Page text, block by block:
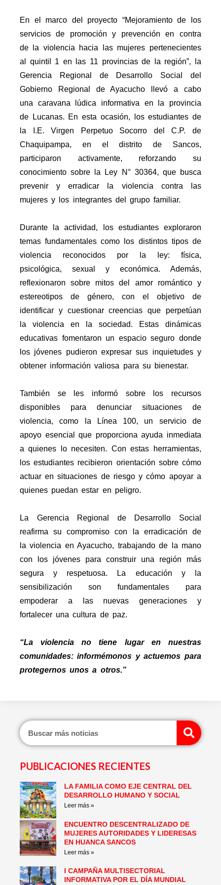
En el marco del proyecto “Mejoramiento de los
servicios de promoción y prevención en contra
de la violencia hacia las mujeres pertenecientes
al quintil 1 en las 11 provincias de la región”, la
Gerencia Regional de Desarrollo Social del
Gobierno Regional de Ayacucho llevó a cabo
una caravana lúdica informativa en la provincia
de Lucanas. En esta ocasión, los estudiantes de
la I.E. Virgen Perpetuo Socorro del C.P. de
Chaquipampa, en el distrito de Sancos,
participaron activamente, reforzando su
conocimiento sobre la Ley N° 30364, que busca
prevenir y erradicar la violencia contra las
mujeres y los integrantes del grupo familiar.
Durante la actividad, los estudiantes exploraron
temas fundamentales como los distintos tipos de
violencia reconocidos por la ley: física,
psicológica, sexual y económica. Además,
reflexionaron sobre mitos del amor romántico y
estereotipos de género, con el objetivo de
identificar y cuestionar creencias que perpetúan
la violencia en la sociedad. Estas dinámicas
educativas fomentaron un espacio seguro donde
los jóvenes pudieron expresar sus inquietudes y
obtener información valiosa para su bienestar.
También se les informó sobre los recursos
disponibles para denunciar situaciones de
violencia, como la Línea 100, un servicio de
apoyo esencial que proporciona ayuda inmediata
a quienes lo necesiten. Con estas herramientas,
los estudiantes recibieron orientación sobre cómo
actuar en situaciones de riesgo y cómo apoyar a
quienes puedan estar en peligro.
La Gerencia Regional de Desarrollo Social
reafirma su compromiso con la erradicación de
la violencia en Ayacucho, trabajando de la mano
con los jóvenes para construir una región más
segura y respetuosa. La educación y la
sensibilización son fundamentales para
empoderar a las nuevas generaciones y
fortalecer una cultura de paz.
“La violencia no tiene lugar en nuestras
comunidades: informémonos y actuemos para
protegernos unos a otros.”
PUBLICACIONES RECIENTES
LA FAMILIA COMO EJE CENTRAL DEL
DESARROLLO HUMANO Y SOCIAL
Leer más »
ENCUENTRO DESCENTRALIZADO DE
MUJERES AUTORIDADES Y LIDERESAS
EN HUANCA SANCOS
Leer más »
I CAMPAÑA MULTISECTORIAL
INFORMATIVA POR EL DÍA MUNDIAL
PagePagePagePagePagePage